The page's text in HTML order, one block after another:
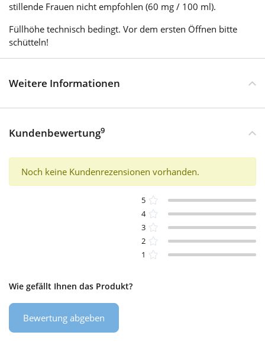
stillende Frauen nicht empfohlen (60 mg / 100 ml).
Füllhöhe technisch bedingt. Vor dem ersten Öffnen bitte
schütteln!
Weitere Informationen
Kundenbewertung9
Noch keine Kundenrezensionen vorhanden.
5
4
3
2
1
Wie gefällt Ihnen das Produkt?
Bewertung abgeben